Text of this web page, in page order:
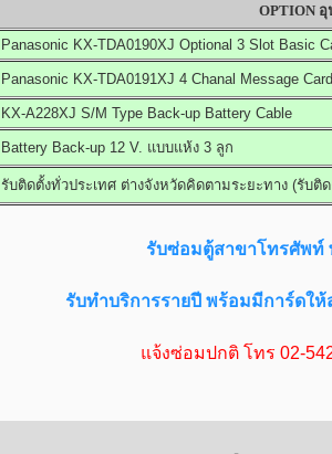
OPTION
Panasonic KX-TDA0190XJ Optional 3 Slot Basic
Panasonic KX-TDA0191XJ 4 Chanal Message
KX-A228XJ S/M Type Back-up Battery Cable
Battery Back-up 12 V. แบบแห้ง 3 ลูก
รับติดตั้งทั่วประเทศ ต่างจังหวัดคิดตามระยะทาง (รับติ
รับซ่อมตู้สาขาโทรศัพท์
รับทำบริการรายปี พร้อมมีการ์ดใ
แจ้งซ่อมปกติ โทร 02-